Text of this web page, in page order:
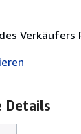
Verkäufers
Details